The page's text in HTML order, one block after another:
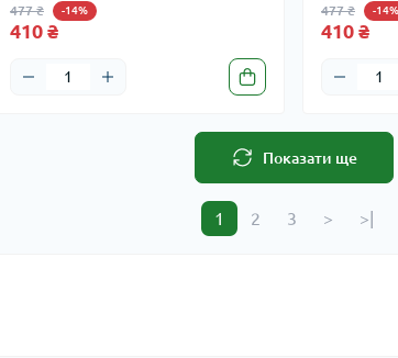
477 ₴ -14%
410 ₴
477 ₴ -14%
410 ₴
Показати ще
1 2 3 > >|